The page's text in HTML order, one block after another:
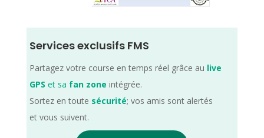
Services exclusifs FMS
Partagez votre course en temps réel grâce au live
GPS et sa fan zone intégrée.
Sortez en toute sécurité; vos amis sont alertés
et vous suivent.